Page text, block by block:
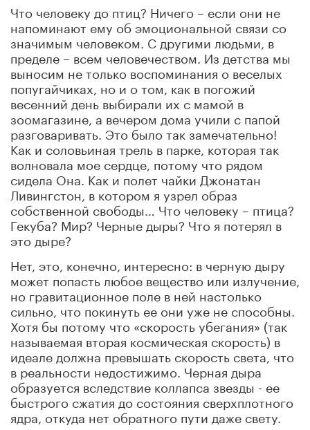
Что человеку до птиц? Ничего – если они не
напоминают ему об эмоциональной связи со
значимым человеком. С другими людьми, в
пределе – всем человечеством. Из детства мы
выносим не только воспоминания о веселых
попугайчиках, но и о том, как в погожий
весенний день выбирали их с мамой в
зоомагазине, а вечером дома учили с папой
разговаривать. Это было так замечательно!
Как и соловьиная трель в парке, которая так
волновала мое сердце, потому что рядом
сидела Она. Как и полет чайки Джонатан
Ливингстон, в котором я узрел образ
собственной свободы… Что человеку – птица?
Гекуба? Мир? Черные дыры? Что я потерял в
это дыре?
Нет, это, конечно, интересно: в черную дыру
может попасть любое вещество или излучение,
но гравитационное поле в ней настолько
сильно, что покинуть ее они уже не способны.
Хотя бы потому что «скорость убегания» (так
называемая вторая космическая скорость) в
идеале должна превышать скорость света, что
в реальности недостижимо. Черная дыра
образуется вследствие коллапса звезды - ее
быстрого сжатия до состояния сверхплотного
ядра, откуда нет обратного пути даже свету.